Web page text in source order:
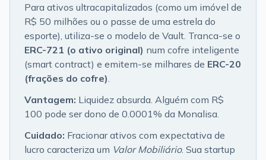
Para ativos ultracapitalizados (como um imóvel de
R$ 50 milhões ou o passe de uma estrela do
esporte), utiliza-se o modelo de Vault. Tranca-se o
ERC-721 (o ativo original) num cofre inteligente
(smart contract) e emitem-se milhares de ERC-20
(frações do cofre)
Vantagem: Liquidez absurda. Alguém com R$
100 pode ser dono de 0.0001% da Monalisa.
Cuidado: Fracionar ativos com expectativa de
lucro caracteriza um Valor Mobiliário. Sua startup